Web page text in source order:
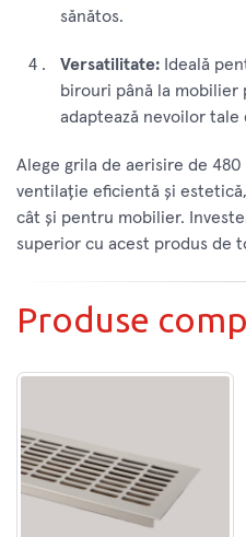
sănătos.
Versatilitate: Ideală
birouri până la mobilier
adaptează nevoilor tale
Alege grila de aerisire de 480 x 80mm pentru o soluție de
ventilație eficientă și
cât și pentru mobilier.
superior cu acest produs de
Produse